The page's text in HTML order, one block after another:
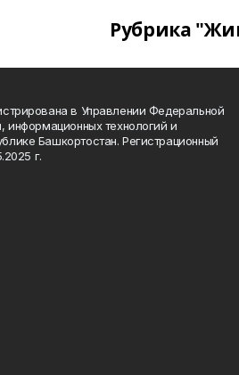
Рубрика
в Управлении Федеральной
технологий и
Башкортостан. Регистрационный
г.